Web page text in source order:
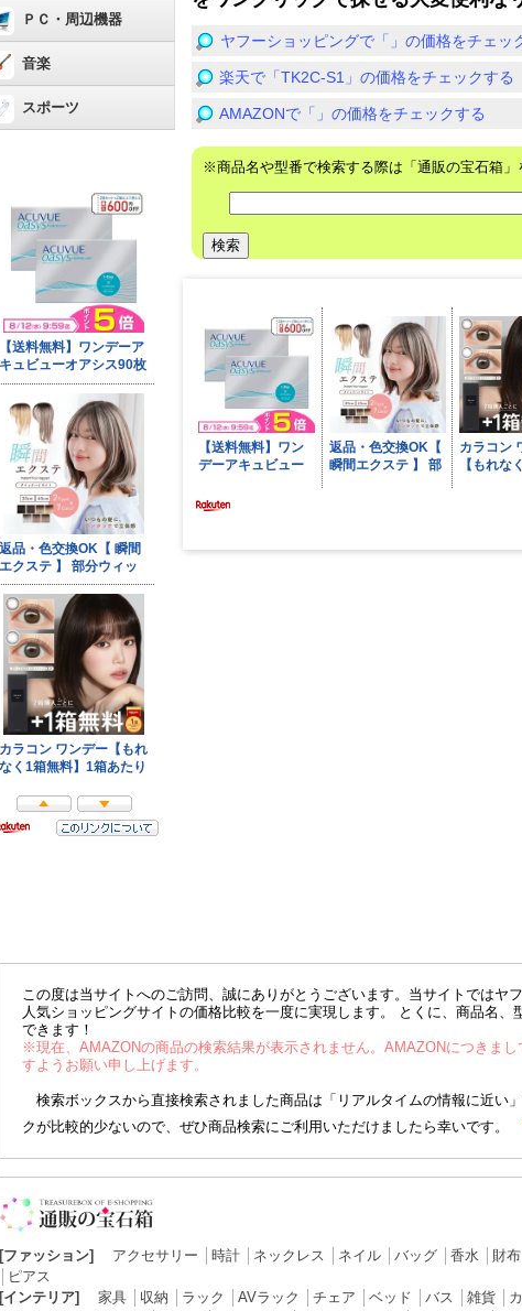
ＰＣ・周辺機器
音楽
スポーツ
ヤフーショッピングで「」の価格をチェッ
楽天で「TK2C-S1」の価格をチェックする
AMAZONで「」の価格をチェックする
※商品名や型番で検索する際は「通販の宝石箱」
この度は当サイトへのご訪問、誠にありがとうございます。当サイトではヤ
人気ショッピングサイトの価格比較を一度に実現します。 とくに、商品名
できます！
※現在、AMAZONの商品の検索結果が表示されません。AMAZONにつきま
すようお願い申し上げます。
検索ボックスから直接検索されました商品は「リアルタイムの情報に近い
クが比較的少ないので、ぜひ商品検索にご利用いただけましたら幸いです。
[ファッション] アクセサリー 時計 ネックレス ネイル バッグ 香水 財布
ピアス
[インテリア]
家具 収納 ラック AVラック チェア ベッド バス 雑貨